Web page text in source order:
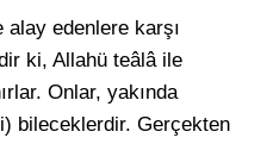
edenlere karşı
ki, Allahü teâlâ ile
Onlar, yakında
bileceklerdir. Gerçekten